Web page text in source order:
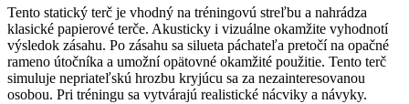
Tento statický terč je vhodný na tréningovú streľbu a nahrádza
klasické papierové terče. Akusticky i vizuálne okamžite vyhodnotí
výsledok zásahu. Po zásahu sa silueta páchateľa pretočí na opačné
rameno útočníka a umožní opätovné okamžité použitie. Tento terč
simuluje nepriateľskú hrozbu kryjúcu sa za nezainteresovanou
osobou. Pri tréningu sa vytvárajú realistické nácviky a návyky.